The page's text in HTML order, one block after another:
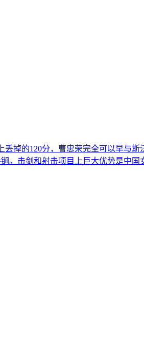
的120分，曹忠荣完全可以早与斯
。击剑和射击项目上巨大优势是中国